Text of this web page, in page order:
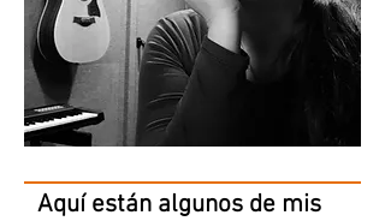
Aquí están algunos de mis